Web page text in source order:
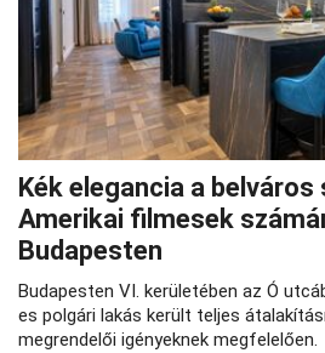
Kék elegancia a belváros
Amerikai filmesek
Budapesten
Budapesten VI. kerületében az Ó
es polgári lakás került teljes
megrendelői igényeknek megfelelően.